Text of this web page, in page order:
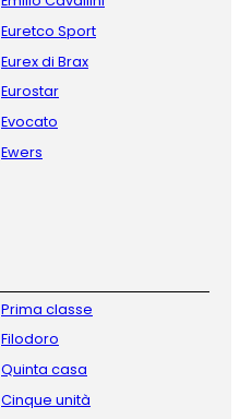
Euretco Sport
Eurex di Brax
Eurostar
Evocato
Ewers
Prima classe
Filodoro
Quinta casa
Cinque unità